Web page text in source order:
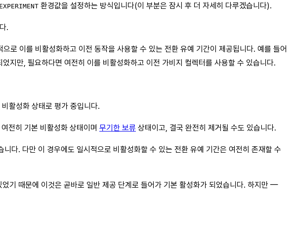
환경값을 설정하는 방식입니다(이 부분은 잠시 후 더 자세히 다루겠습니다).
.
이를 비활성화하고 이전 동작을 사용할 수 있는 전환 유예 기간이 제공됩니다. 예를 들어
지만, 필요하다면 여전히 이를 비활성화하고 이전 가비지 컬렉터를 사용할 수 있습니다.
활성화 상태로 평가 중입니다.
전히 기본 비활성화 상태이며 무기한 보류 상태이고, 결국 완전히 제거될 수도 있습니다.
다. 다만 이 경우에도 일시적으로 비활성화할 수 있는 전환 유예 기간은 여전히 존재할 수
기 때문에 이것은 곧바로 일반 제공 단계로 들어가 기본 활성화가 되었습니다. 하지만 —